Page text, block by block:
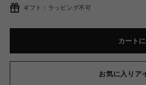
ギフト：ラッピング不可
カート
お気に入りア